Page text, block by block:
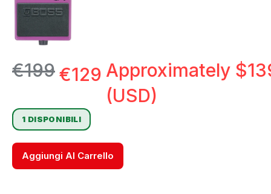
€199€129 Approximately $
(USD)
1 DISPONIBILI
Aggiungi Al Carrello